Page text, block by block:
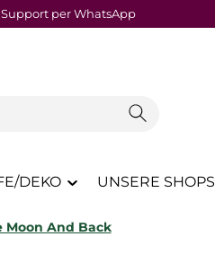
Support per WhatsApp
DEKO UNSERE SHOPS
Moon And Back